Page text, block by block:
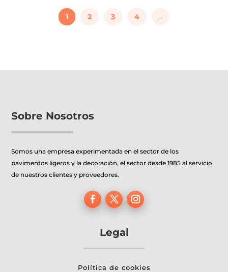
1 2 3 4 →
Sobre Nosotros
Somos una empresa experimentada en el sector de los
pavimentos ligeros y la decoración, el sector desde 1985 al servicio
de nuestros clientes y proveedores.
Legal
Política de cookies